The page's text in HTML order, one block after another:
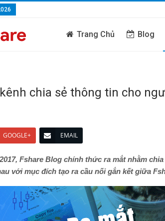
Trang Chủ Blog
chia sẻ thông tin cho
GOOGLE+ EMAIL
Fshare Blog chính thức ra mắt nhằm
với mục đích tạo ra cầu nối gắn kết giữa